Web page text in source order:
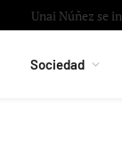
Granada
Sociedad